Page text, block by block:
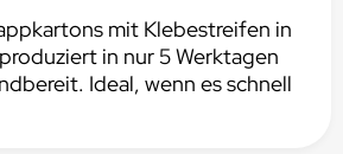
mit Klebestreifen in
in nur 5 Werktagen
Ideal, wenn es schnell